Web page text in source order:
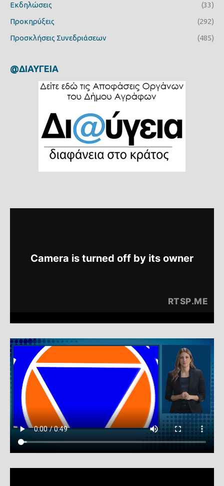
Εκδηλώσεις
(33)
Προκηρύξεις
(292)
Προσκλήσεις Συνεδριάσεων
(485)
@ΔΙΑΥΓΕΙΑ